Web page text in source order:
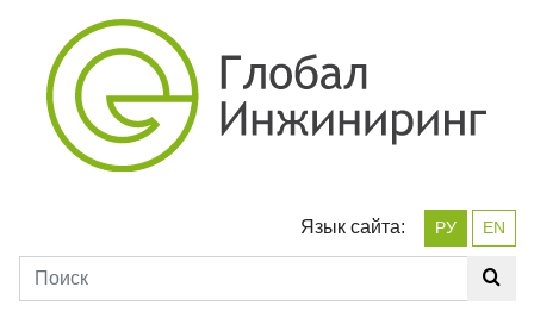
Язык сайта: РУ EN